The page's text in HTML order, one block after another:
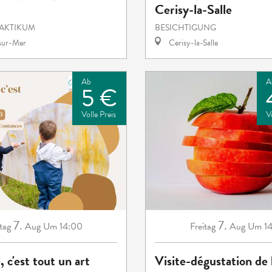
Mer
Cerisy-la-Salle
BESICHTIGUNG
Cerisy-la-Salle
Ab
5 €
Volle Preis
7. Aug Um 14:00
c'est tout un art
Freitag7. Aug Um
Visite-dégustation de